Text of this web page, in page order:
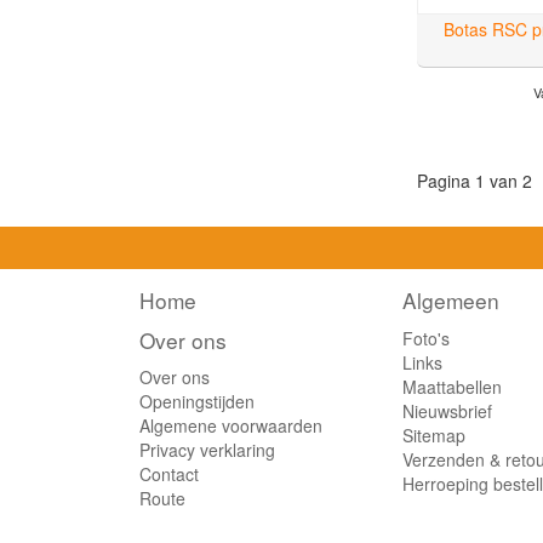
38 (7)
39 (6)
40 (5)
41 (8)
42 (11)
43 (8)
44
Botas RSC
Pagina 1 van 2
Home
Over ons
Over ons
Openingstijden
Algemene voorwaarden
Privacy verklaring
Contact
Route
Algemeen
Foto's
Links
Maattabellen
Nieuwsbrief
Sitemap
Verzenden &
Herroeping